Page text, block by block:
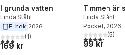
I grunda vatten
Linda Ståhl
E-bok 2026
3,0utav 5 stjärnor. Totalt antal röster:
(1)
169 kr
Timmen är
Linda Ståhl
Pocket, 2026
4,2utav 5(5)
99 kr